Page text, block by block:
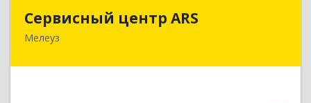
Сервисный центр ARS
Мелеуз